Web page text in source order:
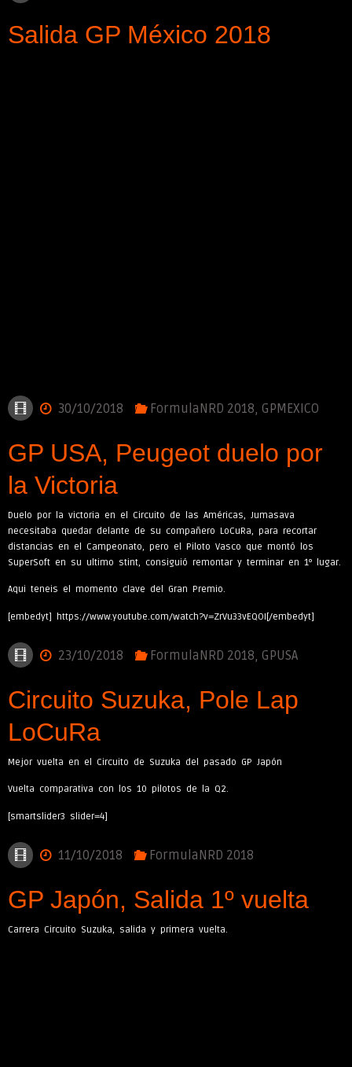
Salida GP México 2018
30/10/2018 FormulaNRD 2018,GPMEXICO
GP USA, Peugeot duelo por
la Victoria
Duelo por la victoria en el Circuito de las Américas, Jumasava
necesitaba quedar delante de su compañero LoCuRa, para recortar
distancias en el Campeonato, pero el Piloto Vasco que montó los
SuperSoft en su ultimo stint, consiguió remontar y terminar en 1º lugar.
Aqui teneis el momento clave del Gran Premio.
[embedyt] https://www.youtube.com/watch?v=ZrVu33vEQOI[/embedyt]
23/10/2018 FormulaNRD 2018,GPUSA
Circuito Suzuka, Pole Lap
LoCuRa
Mejor vuelta en el Circuito de Suzuka del pasado GP Japón
Vuelta comparativa con los 10 pilotos de la Q2.
[smartslider3 slider=4]
11/10/2018 FormulaNRD 2018
GP Japón, Salida 1º vuelta
Carrera Circuito Suzuka, salida y primera vuelta.